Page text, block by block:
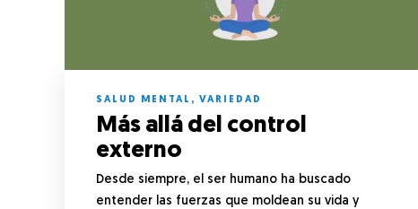
SALUD MENTAL , VARIEDAD
Más allá del control
externo
Desde siempre, el ser humano ha buscado
entender las fuerzas que moldean su vida y